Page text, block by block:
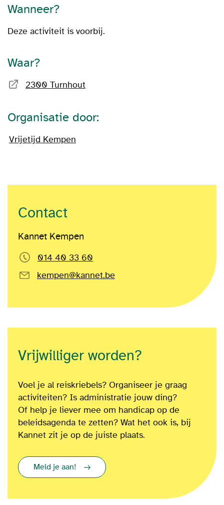
Wanneer?
Deze activiteit is voorbij.
Waar?
2300 Turnhout
Organisatie door:
Vrijetijd Kempen
Contact
Kannet Kempen
014 40 33 60
kempen@kannet.be
Vrijwilliger worden?
Voel je al reiskriebels? Organiseer je graag
activiteiten? Is administratie jouw ding?
Of help je liever mee om handicap op de
beleidsagenda te zetten? Wat het ook is, bij
Kannet zit je op de juiste plaats.
Meld je aan!